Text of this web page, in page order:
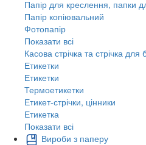
Папір для креслення, папки
Папір копіювальний
Фотопапір
Показати всі
Касова стрічка та стрічка для
Етикетки
Етикетки
Термоетикетки
Етикет-стрічки, цінники
Етикетка
Показати всі
Вироби з паперу